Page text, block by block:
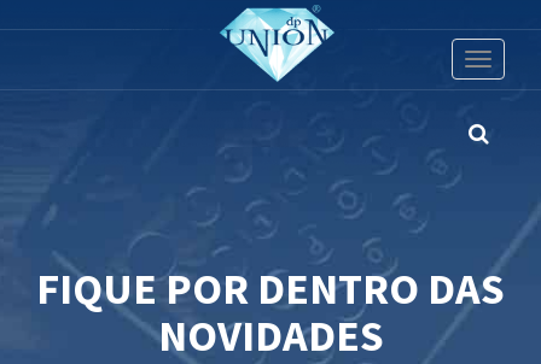
Toggle
FIQUE POR DENTRO DAS
NOVIDADES